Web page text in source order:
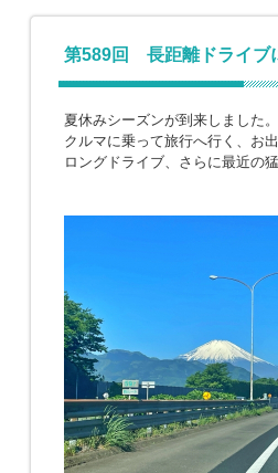
第589回 長距離ドライブ
夏休みシーズンが到来しました
クルマに乗って旅行へ行く、お
ロングドライブ、さらに最近の